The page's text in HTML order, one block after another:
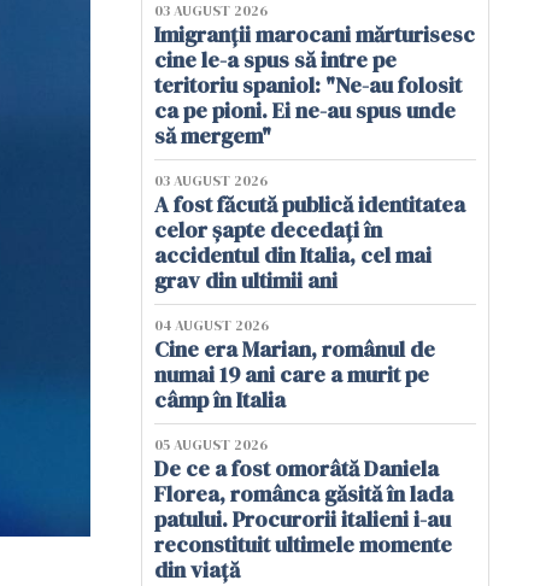
03 AUGUST 2026
Imigranții marocani mărturisesc
cine le-a spus să intre pe
teritoriu spaniol: "Ne-au folosit
ca pe pioni. Ei ne-au spus unde
să mergem"
03 AUGUST 2026
A fost făcută publică identitatea
celor șapte decedați în
accidentul din Italia, cel mai
grav din ultimii ani
04 AUGUST 2026
Cine era Marian, românul de
numai 19 ani care a murit pe
câmp în Italia
05 AUGUST 2026
De ce a fost omorâtă Daniela
Florea, românca găsită în lada
patului. Procurorii italieni i-au
reconstituit ultimele momente
din viață